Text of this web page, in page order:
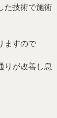
た技術で施術
ますので
りが改善し息